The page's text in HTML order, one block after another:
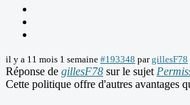
il y a 11 mois 1 semaine #193348 pargillesF78
Réponse de gillesF78 sur le sujet
Cette politique offre d'autres avantages